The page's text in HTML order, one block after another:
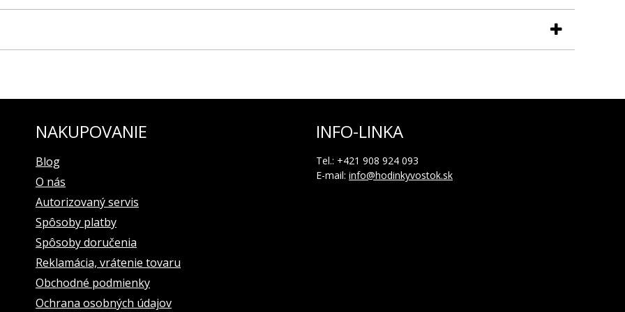
VOSTOK-EUROPE
rady EKRANOPLÁN, predovšetkým na model 6S21-546C510
NAKUPOVANIE
Blog
O nás
Autorizovaný servis
Spôsoby platby
Spôsoby doručenia
Reklamácia, vrátenie tovaru
Obchodné podmienky
Ochrana osobných údajov
INFO-LINKA
Tel.: +421 908 924 093
E-mail: info@hodinkyvostok.sk